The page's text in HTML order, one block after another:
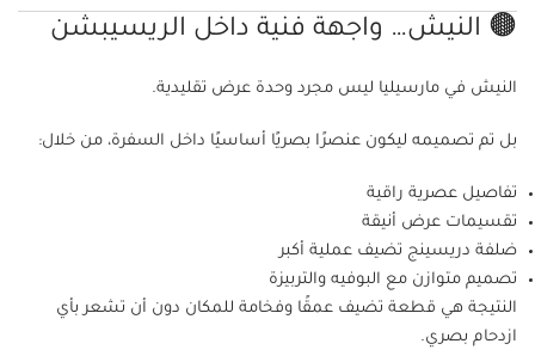
🟤 النيش… واجهة فنية داخل الريسيبشن
النيش في مارسيليا ليس مجرد وحدة عرض تقليدية.
بل تم تصميمه ليكون عنصرًا بصريًا أساسيًا داخل السفرة، من خلال:
تفاصيل عصرية راقية
تقسيمات عرض أنيقة
ضلفة دريسينج تضيف عملية أكبر
تصميم متوازن مع البوفيه والتربيزة
النتيجة هي قطعة تضيف عمقًا وفخامة للمكان دون أن تشعر بأي
ازدحام بصري.